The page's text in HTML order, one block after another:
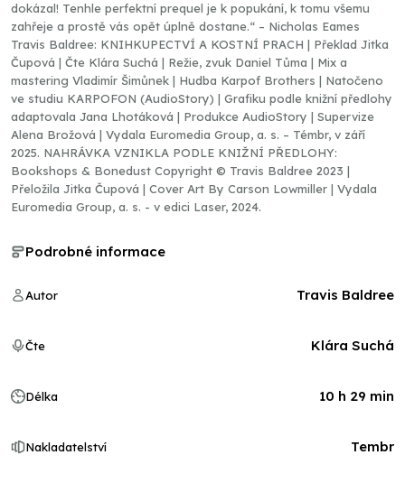
dokázal! Tenhle perfektní prequel je k popukání, k tomu všemu
zahřeje a prostě vás opět úplně dostane.“ – Nicholas Eames
Travis Baldree: KNIHKUPECTVÍ A KOSTNÍ PRACH | Překlad Jitka
Čupová | Čte Klára Suchá | Režie, zvuk Daniel Tůma | Mix a
mastering Vladimír Šimůnek | Hudba Karpof Brothers | Natočeno
ve studiu KARPOFON (AudioStory) | Grafiku podle knižní předlohy
adaptovala Jana Lhotáková | Produkce AudioStory | Supervize
Alena Brožová | Vydala Euromedia Group, a. s. – Témbr, v září
2025. NAHRÁVKA VZNIKLA PODLE KNIŽNÍ PŘEDLOHY:
Bookshops & Bonedust Copyright © Travis Baldree 2023 |
Přeložila Jitka Čupová | Cover Art By Carson Lowmiller | Vydala
Euromedia Group, a. s. - v edici Laser, 2024.
Podrobné informace
Autor Travis Baldree
Čte Klára Suchá
Délka 10 h 29 min
Nakladatelství Tembr